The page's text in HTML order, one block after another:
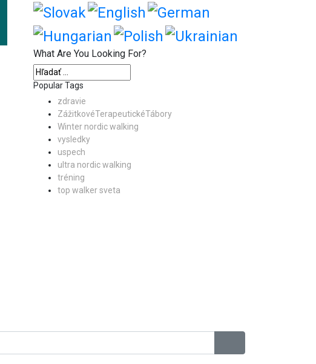
What Are You Looking For?
Popular Tags
zdravie
ZážitkovéTerapeutickéTábory
Winter nordic walking
vysledky
uspech
ultra nordic walking
tréning
top walker sveta